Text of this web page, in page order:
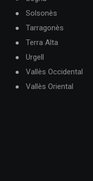
Solsonès
Tarragonès
Terra Alta
Urgell
Vallès Occidental
Vallès Oriental